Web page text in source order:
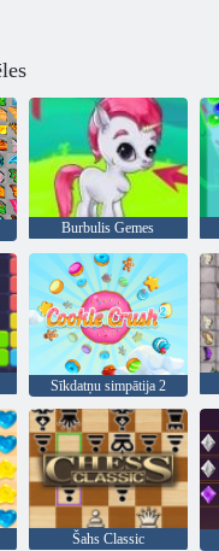
Burbulis Gemes
Sīkdatņu simpātija 2
Šahs Classic